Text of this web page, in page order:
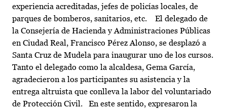
experiencia acreditadas, jefes de policías locales, de
parques de bomberos, sanitarios, etc. El delegado de
la Consejería de Hacienda y Administraciones Públicas
en Ciudad Real, Francisco Pérez Alonso, se desplazó a
Santa Cruz de Mudela para inaugurar uno de los cursos.
Tanto el delegado como la alcaldesa, Gema García,
agradecieron a los participantes su asistencia y la
entrega altruista que conlleva la labor del voluntariado
de Protección Civil. En este sentido, expresaron la